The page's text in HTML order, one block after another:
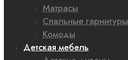
Матрасы
Спальные гарнитуры
Комоды
Детская мебель